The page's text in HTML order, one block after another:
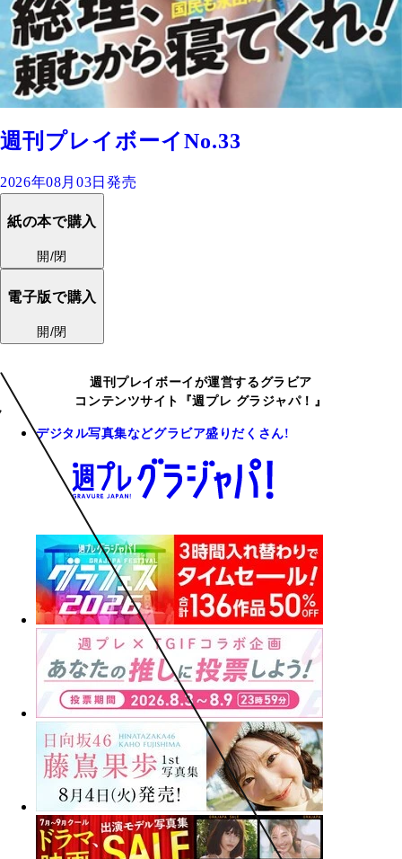
週刊プレイボーイNo.33
2026年08月03日発売
紙の本で購入
開/閉
電子版で購入
開/閉
週刊プレイボーイが運営するグラビア
コンテンツサイト『週プレ グラジャパ！』
デジタル写真集などグラビア盛りだくさん!